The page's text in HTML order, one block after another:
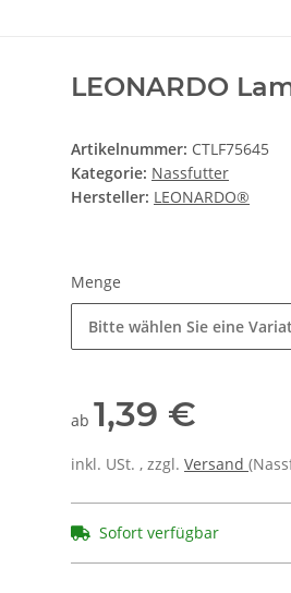
LEONARDO
Artikelnummer: CTLF75645
Kategorie: Nassfutter
Hersteller: LEONARDO®
Menge
Bitte wählen Sie eine
ab 1,39 €
inkl. USt. , zzgl. Versand
Sofort verfügbar